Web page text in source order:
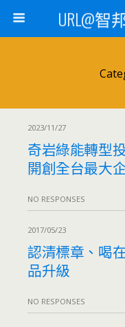
URL@
2023/11/27
奇岩綠能轉型
開創全台最大
NO RESPONSES
2017/05/23
認清標章、喝
品升級
NO RESPONSES